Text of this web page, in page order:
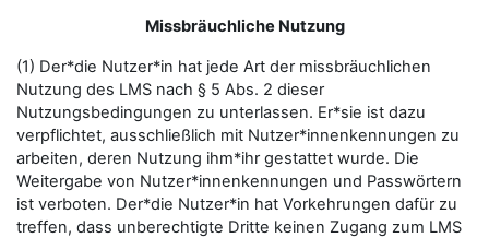
Missbräuchliche Nutzung
(1) Der*die Nutzer*in hat jede Art der missbräuchlichen
Nutzung des LMS nach § 5 Abs. 2 dieser
Nutzungsbedingungen zu unterlassen. Er*sie ist dazu
verpflichtet, ausschließlich mit Nutzer*innenkennungen zu
arbeiten, deren Nutzung ihm*ihr gestattet wurde. Die
Weitergabe von Nutzer*innenkennungen und Passwörtern
ist verboten. Der*die Nutzer*in hat Vorkehrungen dafür zu
treffen, dass unberechtigte Dritte keinen Zugang zum LMS